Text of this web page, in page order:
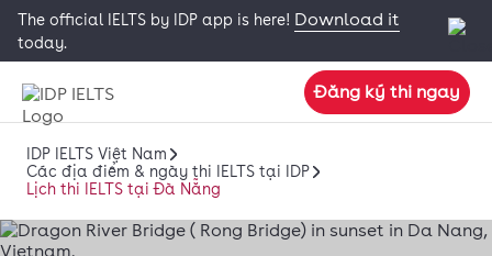
The official IELTS by IDP app is here! Download it
today.
Đăng ký thi ngay
IDP IELTS Việt Nam
Các địa điểm & ngày thi IELTS tại IDP
Lịch thi IELTS tại Đà Nẵng